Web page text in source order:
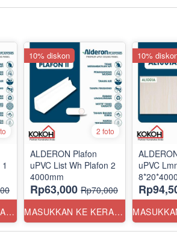
MASUKKAN KE KERANJANG
2 foto
ALDERON Plafon
uPVC List Wh Plafon 2
4000mm
Rp63,000 Rp70,000
MASUKKAN KE KERANJANG
10% diskon
uPVC
10%